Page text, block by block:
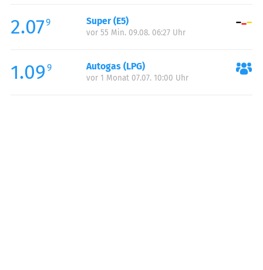
2.079 Super (E5)
vor 55 Min. 09.08. 06:27 Uhr
1.09 9 Autogas (LPG)
vor 1 Monat 07.07. 10:00 Uhr